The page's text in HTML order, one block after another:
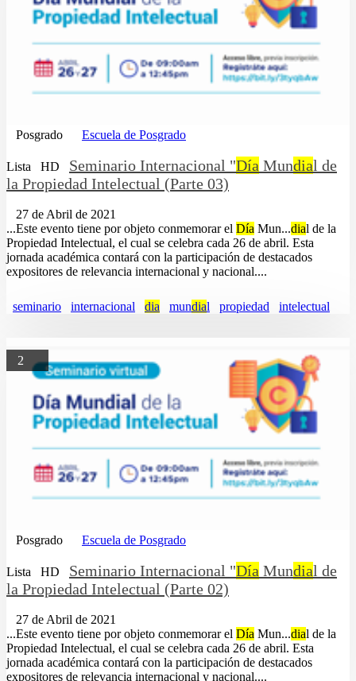
Posgrado Escuela de Posgrado
Lista HD Seminario Internacional "Día Mundial de
la Propiedad Intelectual (Parte 03)
27 de Abril de 2021
...Este evento tiene por objeto conmemorar el Día Mun...dial de la
Propiedad Intelectual, el cual se celebra cada 26 de abril. Esta
jornada académica contará con la participación de destacados
expositores de relevancia internacional y nacional....
seminario internacional dia mundial propiedad intelectual
2
Posgrado Escuela de Posgrado
Lista HD Seminario Internacional "Día Mundial de
la Propiedad Intelectual (Parte 02)
27 de Abril de 2021
...Este evento tiene por objeto conmemorar el Día Mun...dial de la
Propiedad Intelectual, el cual se celebra cada 26 de abril. Esta
jornada académica contará con la participación de destacados
expositores de relevancia internacional y nacional....